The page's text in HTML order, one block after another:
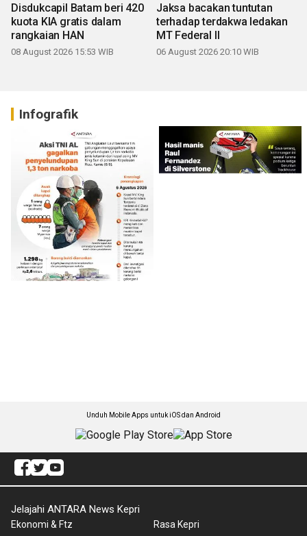
Disdukcapil Batam beri 420
kuota KIA gratis dalam
rangkaian HAN
08 August 2026 15:53 WIB
Jaksa bacakan tuntutan
terhadap terdakwa ledakan
MT Federal II
06 August 2026 20:10 WIB
Infografik
Unduh Mobile Apps untuk iOS dan Android
Jelajahi ANTARA News Kepri
Ekonomi & Ftz
Rasa Kepri